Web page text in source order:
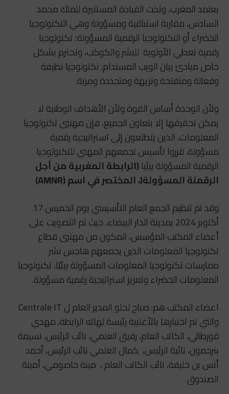
يعتمد المغرب، وتحت القيادة المستنيرة للملك محمد
السادس، مقاربة استباقية ومسؤولة وهي التكنولوجيا
الخضراء أو التكنولوجيا الرقمية المسؤولة؛ تكنولوجيا
رقمية تعطي الأولوية للبشر والكوكب، وتحترم بشكل
خاص مبادئ بيان الويب المستدام: تكنولوجيا نظيفة
وفعالة ومنفتحة ونزيهة ومتجددة ومرنة.
ولأن الوحدة أساس القوة ولأن الأهداف الوطنية لا
يمكن تحقيقها إلا بتعاون الجميع، فإن مهنيي تكنولوجيا
المعلومات، الذين يتطلعون إلى استراتيجية رقمية
مسؤولة، قرروا تأسيس تجمعهم المهني للتكنولوجيا
الرقمية المسؤولة بيئيا(الرابطة المغربية من أجل
الرقمنة المسؤولة(، المختصر في اسم(AMNR)
وقد تم تنظيم الجمع العام التأسيسي يوم الخميس 17
أكتوبر 2024 بمدينة الدار البيضاء، حيث تم التصويت على
أعضاء المكتب المؤسس، المكون من مهنيي قطاع
تكنولوجيا المعلومات الذين يجمعهم هاجس نشر
ممارسات تكنولوجيا المعلومات المسؤولة بيئيًا، تكنولوجيا
المعلومات الخضراء وتعزيز استراتيجية رقمية مسؤولة.
اعضاء المكتب هم: صباح لحلو المدير العام ل Centrale IT
والتي تم اختيارها بالأغلبية رئيسة لهاته الرابطة، مهدي
قورطالي، الكاتب العام، رفيق العلمي، نائب الرئيس، نسيمة
بنرحمون، نائبة الرئيس، كمال العلمي نائب الرئيس، أحمد
أنس بن خليفة، نائب الكاتب العام ، مينة خاصومي، أمينة
الصندوق